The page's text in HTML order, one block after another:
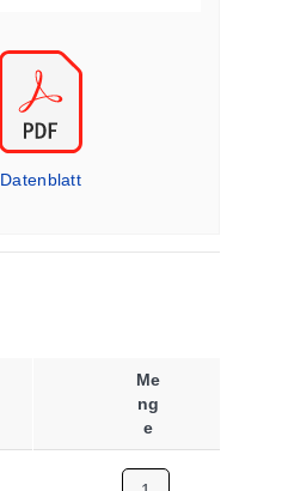
Datenblatt
Option
Für
Kabelcode
Me
Ng
E
1